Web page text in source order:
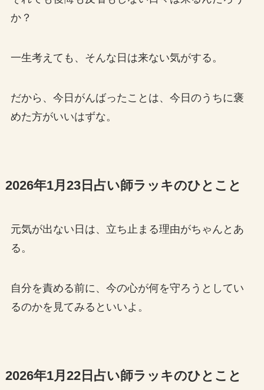
か？
一生考えても、そんな日は来ない気がする。
だから、今日がんばったことは、今日のうちに褒
めた方がいいはずな。
2026年1月23日占い師ラッキのひとこと
元気が出ない日は、立ち止まる理由がちゃんとあ
る。
自分を責める前に、今の心が何を守ろうとしてい
るのかを見てみるといいよ。
2026年1月22日占い師ラッキのひとこと